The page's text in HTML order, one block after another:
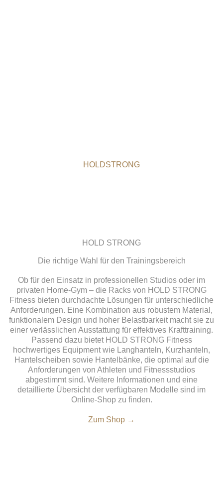
HOLDSTRONG
HOLD STRONG
Die richtige Wahl für den Trainingsbereich
Ob für den Einsatz in professionellen Studios oder im
privaten Home-Gym – die Racks von HOLD STRONG
Fitness bieten durchdachte Lösungen für unterschiedliche
Anforderungen. Eine Kombination aus robustem Material,
funktionalem Design und hoher Belastbarkeit macht sie zu
einer verlässlichen Ausstattung für effektives Krafttraining.
Passend dazu bietet HOLD STRONG Fitness
hochwertiges Equipment wie Langhanteln, Kurzhanteln,
Hantelscheiben sowie Hantelbänke, die optimal auf die
Anforderungen von Athleten und Fitnessstudios
abgestimmt sind. Weitere Informationen und eine
detaillierte Übersicht der verfügbaren Modelle sind im
Online-Shop zu finden.
Zum Shop →